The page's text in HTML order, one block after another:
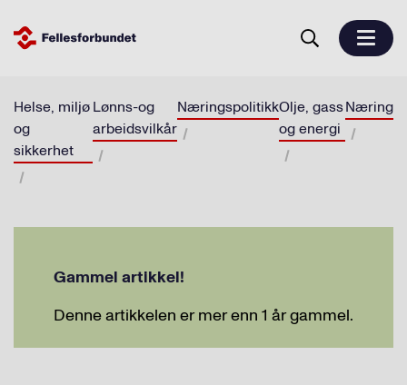
Helse, miljø
og
sikkerhet
Lønns-og
arbeidsvilkår
NæringspolitikkOlje, gass
og energi
Næring
Gammel artikkel!
Denne artikkelen er mer enn 1 år gammel.